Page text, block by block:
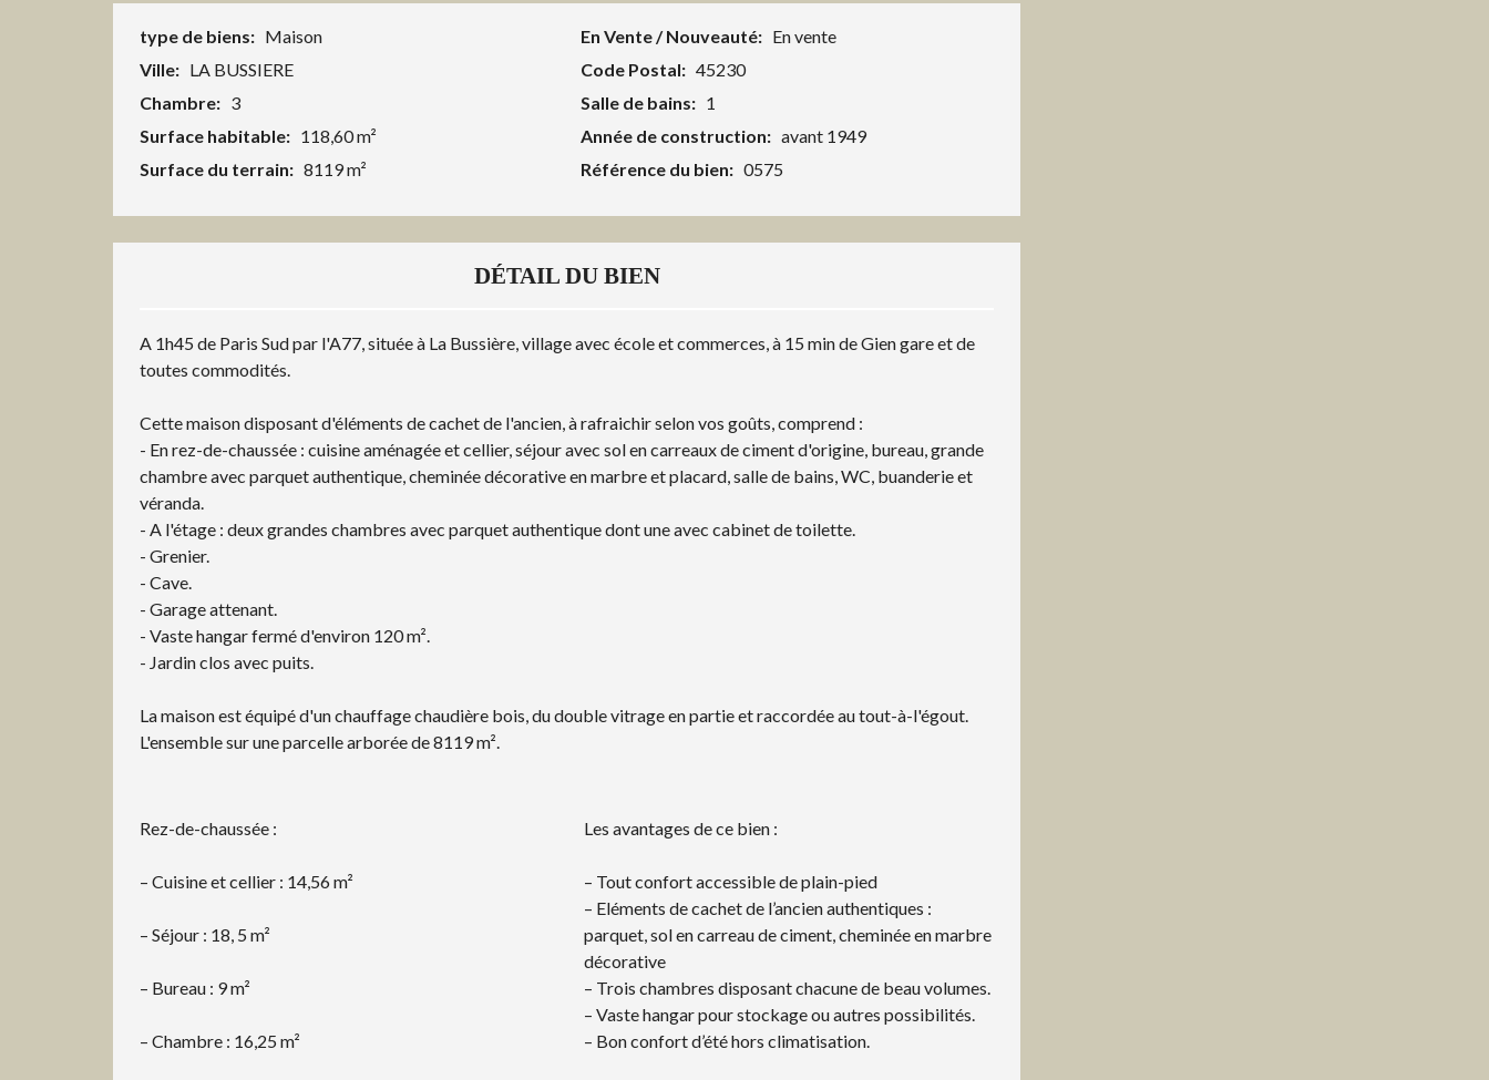
type de biens: Maison En Vente / Nouveauté: En vente
Ville: LA BUSSIERE Code Postal: 45230
Chambre: 3 Salle de bains: 1
Surface habitable: 118,60 m² Année de construction: avant 1949
Surface du terrain: 8119 m² Référence du bien: 0575
DÉTAIL DU BIEN
A 1h45 de Paris Sud par l'A77, située à La Bussière, village avec école et commerces, à 15 min de Gien gare et de
toutes commodités.
Cette maison disposant d'éléments de cachet de l'ancien, à rafraichir selon vos goûts, comprend :
- En rez-de-chaussée : cuisine aménagée et cellier, séjour avec sol en carreaux de ciment d'origine, bureau, grande
chambre avec parquet authentique, cheminée décorative en marbre et placard, salle de bains, WC, buanderie et
véranda.
- A l'étage : deux grandes chambres avec parquet authentique dont une avec cabinet de toilette.
- Grenier.
- Cave.
- Garage attenant.
- Vaste hangar fermé d'environ 120 m².
- Jardin clos avec puits.
La maison est équipé d'un chauffage chaudière bois, du double vitrage en partie et raccordée au tout-à-l'égout.
L'ensemble sur une parcelle arborée de 8119 m².
Rez-de-chaussée :
– Cuisine et cellier : 14,56 m²
– Séjour : 18, 5 m²
– Bureau : 9 m²
– Chambre : 16,25 m²
Les avantages de ce bien :
– Tout confort accessible de plain-pied
– Eléments de cachet de l’ancien authentiques :
parquet, sol en carreau de ciment, cheminée en marbre
décorative
– Trois chambres disposant chacune de beau volumes.
– Vaste hangar pour stockage ou autres possibilités.
– Bon confort d’été hors climatisation.